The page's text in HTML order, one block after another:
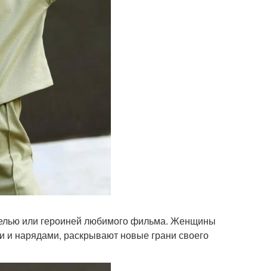
или героиней любимого фильма. Женщины
и нарядами, раскрывают новые грани своего